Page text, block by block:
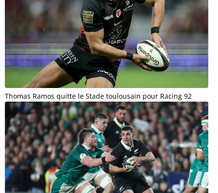
Thomas Ramos quitte le Stade toulousain pour Racing 92